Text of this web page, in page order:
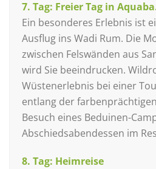
7. Tag: Freier Tag in
Ein besonderes Erlebnis ist
Ausflug ins Wadi Rum. Die
zwischen Felswänden aus
wird Sie beeindrucken.
Wüstenerlebnis bei einer
entlang der
Besuch eines Beduinen-
Abschiedsabendessen im
8. Tag: Heimreise